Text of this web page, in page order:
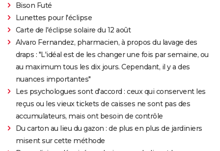
Bison Futé
Lunettes pour l'éclipse
Carte de l'éclipse solaire du 12 août
Alvaro Fernandez, pharmacien, à propos du lavage des
draps : "L'idéal est de les changer une fois par semaine, ou
au maximum tous les dix jours. Cependant, il y a des
nuances importantes"
Les psychologues sont d'accord : ceux qui conservent les
reçus ou les vieux tickets de caisses ne sont pas des
accumulateurs, mais ont besoin de contrôle
Du carton au lieu du gazon : de plus en plus de jardiniers
misent sur cette méthode